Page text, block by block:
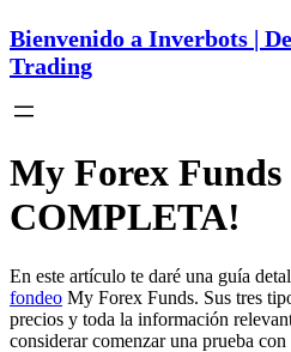
Bienvenido a Inverbots |
Trading
My Forex Funds
COMPLETA!
En este artículo te daré una guía
fondeo My Forex Funds. Sus tres
precios y toda la información
considerar comenzar una prueba con